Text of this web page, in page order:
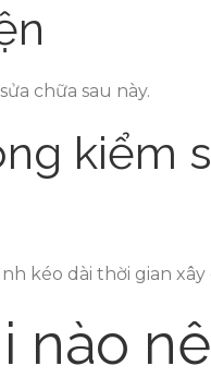
chữa sau này.
kiểm
kéo dài thời gian xây
nào